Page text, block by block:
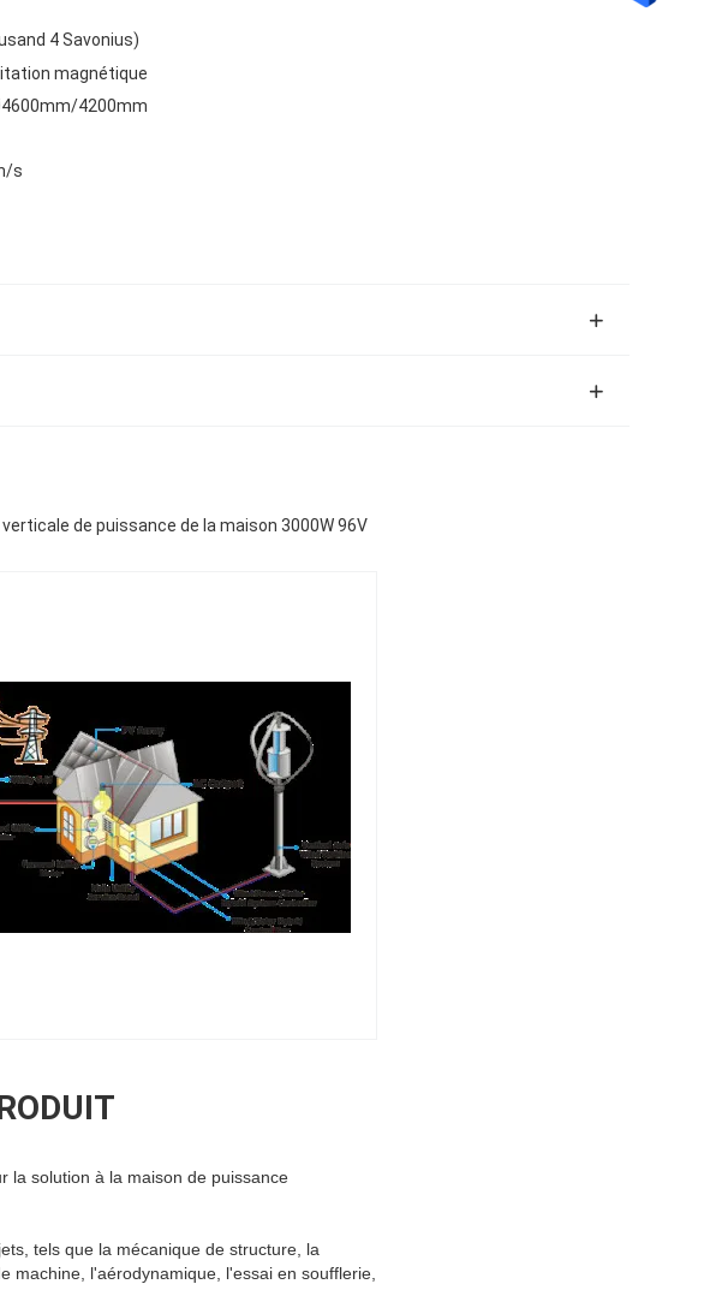
4 Savonius)
magnétique
4200mm
s
de puissance de la maison 3000W 96V
la solution à la maison de puissance
tels que la mécanique de structure, la
machine, l'aérodynamique, l'essai en soufflerie,